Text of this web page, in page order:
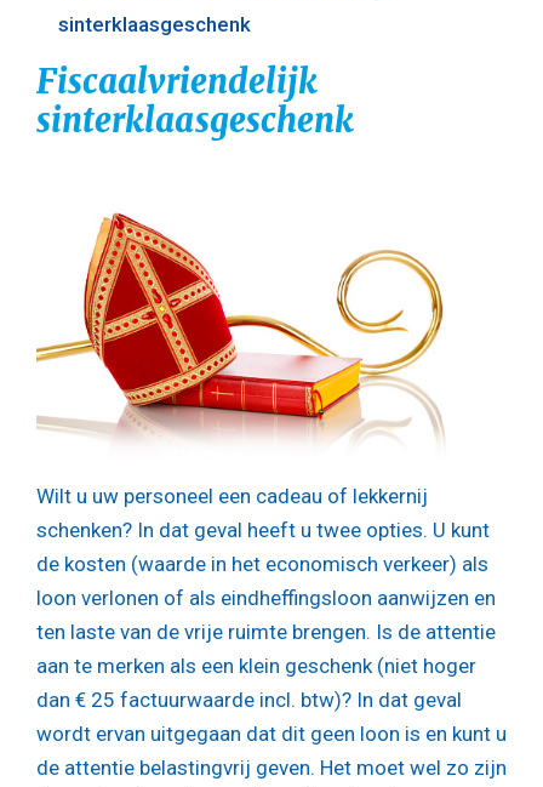
sinterklaasgeschenk
Fiscaalvriendelijk
sinterklaasgeschenk
Wilt u uw personeel een cadeau of lekkernij
schenken? In dat geval heeft u twee opties. U kunt
de kosten (waarde in het economisch verkeer) als
loon verlonen of als eindheffingsloon aanwijzen en
ten laste van de vrije ruimte brengen. Is de attentie
aan te merken als een klein geschenk (niet hoger
dan € 25 factuurwaarde incl. btw)? In dat geval
wordt ervan uitgegaan dat dit geen loon is en kunt u
de attentie belastingvrij geven. Het moet wel zo zijn